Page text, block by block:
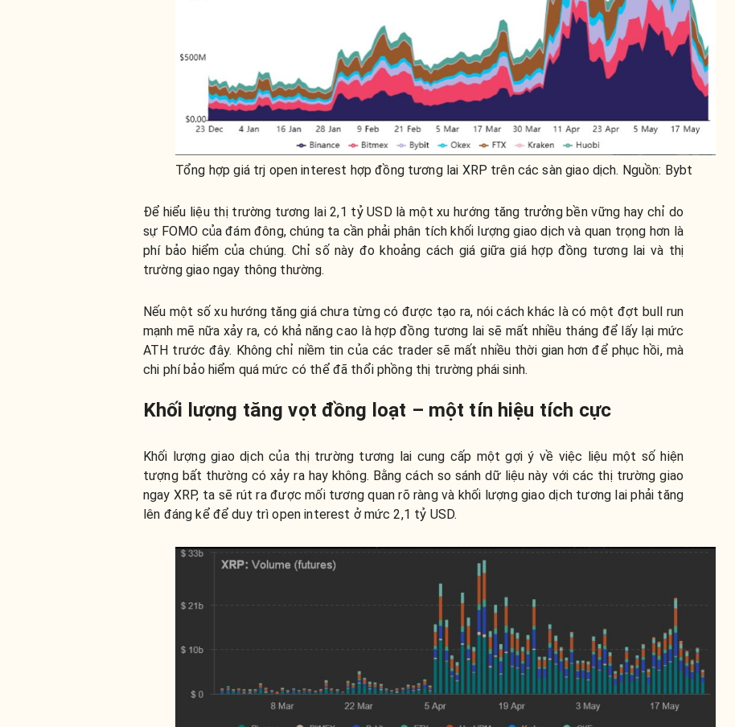
Tổng hợp giá trj open interest hợp đồng tương lai XRP trên các sàn giao dịch. Nguồn: Bybt
Để hiểu liệu thị trường tương lai 2,1 tỷ USD là một xu hướng tăng trưởng bền vững hay chỉ do
sự FOMO của đám đông, chúng ta cần phải phân tích khối lượng giao dịch và quan trọng hơn là
phí bảo hiểm của chúng. Chỉ số này đo khoảng cách giá giữa giá hợp đồng tương lai và thị
trường giao ngay thông thường.
Nếu một số xu hướng tăng giá chưa từng có được tạo ra, nói cách khác là có một đợt bull run
mạnh mẽ nữa xảy ra, có khả năng cao là hợp đồng tương lai sẽ mất nhiều tháng để lấy lại mức
ATH trước đây. Không chỉ niềm tin của các trader sẽ mất nhiều thời gian hơn để phục hồi, mà
chi phí bảo hiểm quá mức có thể đã thổi phồng thị trường phái sinh.
Khối lượng tăng vọt đồng loạt – một tín hiệu tích cực
Khối lượng giao dịch của thị trường tương lai cung cấp một gợi ý về việc liệu một số hiện
tượng bất thường có xảy ra hay không. Bằng cách so sánh dữ liệu này với các thị trường giao
ngay XRP, ta sẽ rút ra được mối tương quan rõ ràng và khối lượng giao dịch tương lai phải tăng
lên đáng kể để duy trì open interest ở mức 2,1 tỷ USD.